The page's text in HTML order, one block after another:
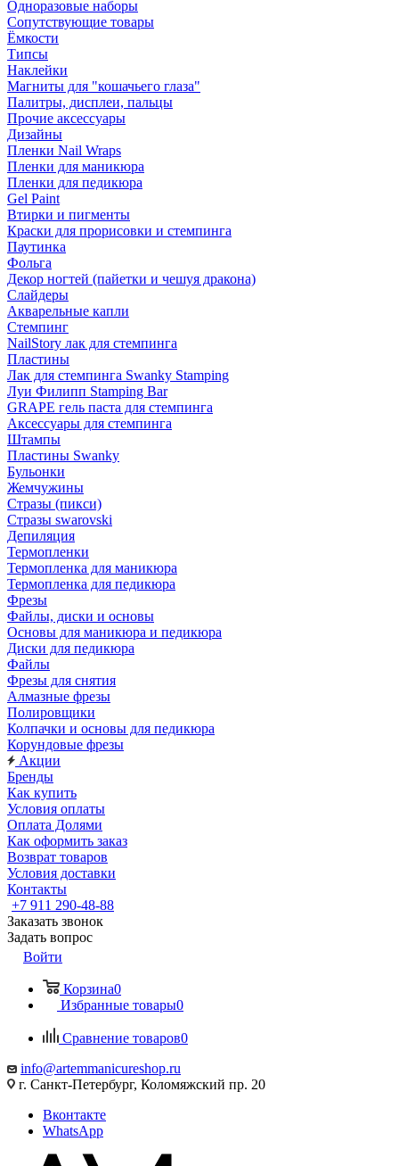
Одноразовые наборы
Сопутствующие товары
Ёмкости
Типсы
Наклейки
Магниты для "кошачьего глаза"
Палитры, дисплеи, пальцы
Прочие аксессуары
Дизайны
Пленки Nail Wraps
Пленки для маникюра
Пленки для педикюра
Gel Paint
Втирки и пигменты
Краски для прорисовки и стемпинга
Паутинка
Фольга
Декор ногтей (пайетки и чешуя дракона)
Слайдеры
Акварельные капли
Стемпинг
NailStory лак для стемпинга
Пластины
Лак для стемпинга Swanky Stamping
Луи Филипп Stamping Bar
GRAPE гель паста для стемпинга
Аксессуары для стемпинга
Штампы
Пластины Swanky
Бульонки
Жемчужины
Стразы (пикси)
Cтразы swarovski
Депиляция
Термопленки
Термопленка для маникюра
Термопленка для педикюра
Фрезы
Файлы, диски и основы
Основы для маникюра и педикюра
Диски для педикюра
Файлы
Фрезы для снятия
Алмазные фрезы
Полировщики
Колпачки и основы для педикюра
Корундовые фрезы
Акции
Бренды
Как купить
Условия оплаты
Оплата Долями
Как оформить заказ
Возврат товаров
Условия доставки
Контакты
+7 911 290-48-88
Заказать звонок
Задать вопрос
Войти
Корзина0
Избранные товары0
Сравнение товаров0
info@artemmanicureshop.ru
г. Санкт-Петербург, Коломяжский пр. 20
Вконтакте
WhatsApp